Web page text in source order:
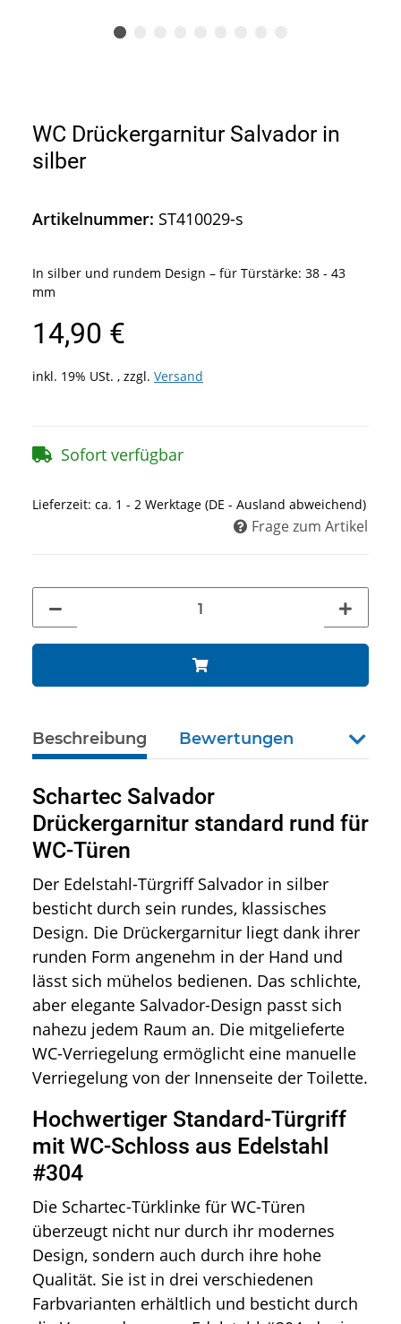
WC Drückergarnitur Salvador in
silber
Artikelnummer: ST410029-s
In silber und rundem Design – für Türstärke: 38 - 43
mm
14,90 €
inkl. 19% USt. , zzgl. Versand
Sofort verfügbar
Lieferzeit: ca. 1 - 2 Werktage (DE - Ausland abweichend)
Frage zum Artikel
Beschreibung Bewertungen
Schartec Salvador
Drückergarnitur standard rund für
WC-Türen
Der Edelstahl-Türgriff Salvador in silber
besticht durch sein rundes, klassisches
Design. Die Drückergarnitur liegt dank ihrer
runden Form angenehm in der Hand und
lässt sich mühelos bedienen. Das schlichte,
aber elegante Salvador-Design passt sich
nahezu jedem Raum an. Die mitgelieferte
WC-Verriegelung ermöglicht eine manuelle
Verriegelung von der Innenseite der Toilette.
Hochwertiger Standard-Türgriff
mit WC-Schloss aus Edelstahl
#304
Die Schartec-Türklinke für WC-Türen
überzeugt nicht nur durch ihr modernes
Design, sondern auch durch ihre hohe
Qualität. Sie ist in drei verschiedenen
Farbvarianten erhältlich und besticht durch